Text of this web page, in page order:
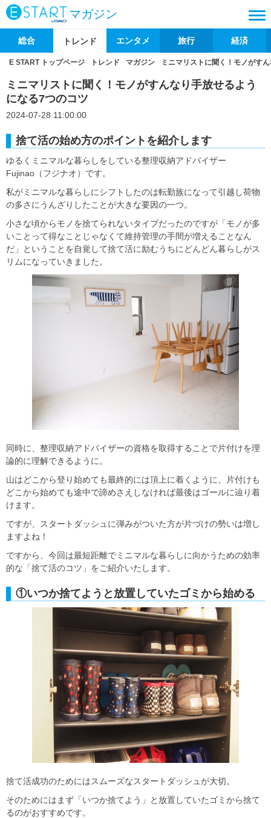
マガジン
総合 トレンド エンタメ 旅行 経済
E START トップページ トレンド マガジン ミニマリストに聞く！モノがす
ミニマリストに聞く！モノがすんなり手放せるよう
になる7つのコツ
2024-07-28 11:00:00
捨て活の始め方のポイントを紹介します
ゆるくミニマルな暮らしをしている整理収納アドバイザー
Fujinao（フジナオ）です。
私がミニマルな暮らしにシフトしたのは転勤族になって引越し荷物
の多さにうんざりしたことが大きな要因の一つ。
小さな頃からモノを捨てられないタイプだったのですが「モノが多
いことって得なことじゃなくて維持管理の手間が増えることなん
だ」ということを自覚して捨て活に励むうちにどんどん暮らしがス
リムになっていきました。
同時に、整理収納アドバイザーの資格を取得することで片付けを理
論的に理解できるように。
山はどこから登り始めても最終的には頂上に着くように、片付けも
どこから始めても途中で諦めさえしなければ最後はゴールに辿り着
けます。
ですが、スタートダッシュに弾みがついた方が片づけの勢いは増し
ますよね！
ですから、今回は最短距離でミニマルな暮らしに向かうための効率
的な「捨て活のコツ」をご紹介いたします。
①いつか捨てようと放置していたゴミから始める
捨て活成功のためにはスムーズなスタートダッシュが大切。
そのためにはまず「いつか捨てよう」と放置していたゴミから捨て
るのがおすすめです。